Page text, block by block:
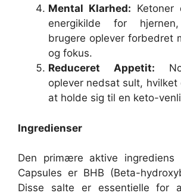
Mental Klarhed: Ketoner
energikilde for
brugere oplever forbedret
og fokus.
Reduceret Appetit:
oplever nedsat sult,
at holde sig til en keto-
Ingredienser
Den primære aktive ingrediens
Capsules er BHB (Beta-
Disse salte er essentielle for